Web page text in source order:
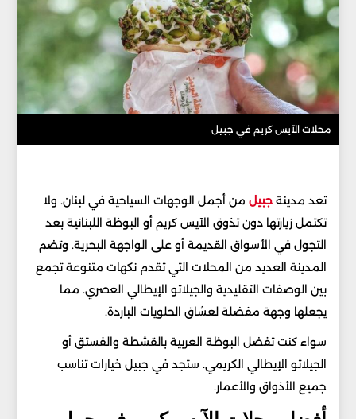
محلات الآيس كريم في جبيل
تعد مدينةجبيل من أجمل الوجهات السياحية في لبنان. ولا
تكتمل زيارتها دون تذوق الآيس كريم أو البوظة اللبنانية بعد
التجول في الأسواق القديمة أو على الواجهة البحرية. وتضم
المدينة العديد من المحلات التي تقدم نكهات متنوعة تجمع
بين الوصفات التقليدية والجيلاتو الإيطالي العصري. مما
يجعلها وجهة مفضلة لعشاق الحلويات الباردة.
سواء كنت تفضل البوظة العربية بالقشطة والفستق أو
الجيلاتو الإيطالي الكريمي. ستجد في جبيل خيارات تناسب
جميع الأذواق والأعمار.